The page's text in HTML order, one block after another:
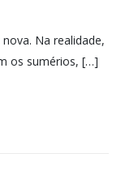
Na realidade,
os sumérios, […]